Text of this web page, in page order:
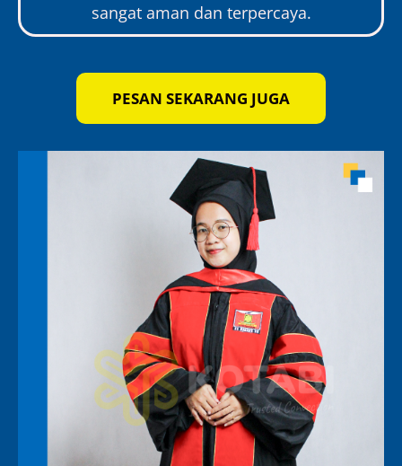
sangat aman dan terpercaya.
PESAN SEKARANG JUGA